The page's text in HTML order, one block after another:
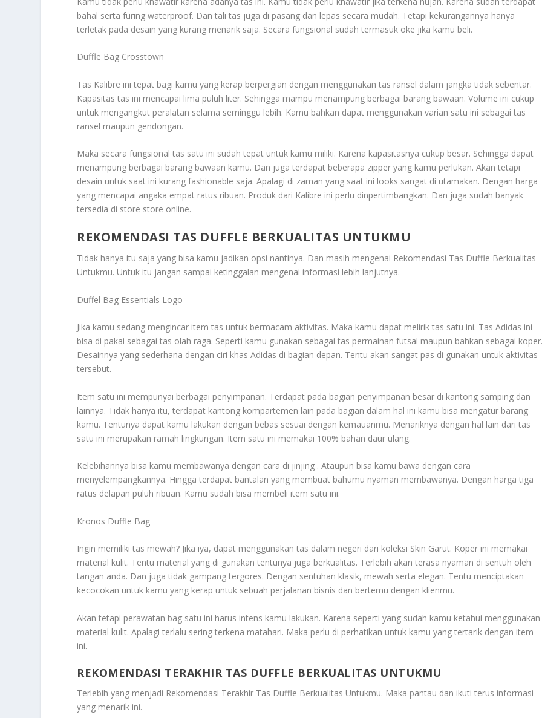
bahal serta furing waterproof. Dan tali tas juga di pasang dan lepas secara mudah. Tetapi kekurangannya hanya
terletak pada desain yang kurang menarik saja. Secara fungsional sudah termasuk oke jika kamu beli.
Duffle Bag Crosstown
Tas Kalibre ini tepat bagi kamu yang kerap berpergian dengan menggunakan tas ransel dalam jangka tidak sebentar.
Kapasitas tas ini mencapai lima puluh liter. Sehingga mampu menampung berbagai barang bawaan. Volume ini cukup
untuk mengangkut peralatan selama seminggu lebih. Kamu bahkan dapat menggunakan varian satu ini sebagai tas
ransel maupun gendongan.
Maka secara fungsional tas satu ini sudah tepat untuk kamu miliki. Karena kapasitasnya cukup besar. Sehingga dapat
menampung berbagai barang bawaan kamu. Dan juga terdapat beberapa zipper yang kamu perlukan. Akan tetapi
desain untuk saat ini kurang fashionable saja. Apalagi di zaman yang saat ini looks sangat di utamakan. Dengan harga
yang mencapai angaka empat ratus ribuan. Produk dari Kalibre ini perlu dinpertimbangkan. Dan juga sudah banyak
tersedia di store store online.
REKOMENDASI TAS DUFFLE BERKUALITAS UNTUKMU
Tidak hanya itu saja yang bisa kamu jadikan opsi nantinya. Dan masih mengenai Rekomendasi Tas Duffle Berkualitas
Untukmu. Untuk itu jangan sampai ketinggalan mengenai informasi lebih lanjutnya.
Duffel Bag Essentials Logo
Jika kamu sedang mengincar item tas untuk bermacam aktivitas. Maka kamu dapat melirik tas satu ini. Tas Adidas ini
bisa di pakai sebagai tas olah raga. Seperti kamu gunakan sebagai tas permainan futsal maupun bahkan sebagai
Desainnya yang sederhana dengan ciri khas Adidas di bagian depan. Tentu akan sangat pas di gunakan untuk aktivitas
tersebut.
Item satu ini mempunyai berbagai penyimpanan. Terdapat pada bagian penyimpanan besar di kantong samping dan
lainnya. Tidak hanya itu, terdapat kantong kompartemen lain pada bagian dalam hal ini kamu bisa mengatur barang
kamu. Tentunya dapat kamu lakukan dengan bebas sesuai dengan kemauanmu. Menariknya dengan hal lain dari tas
satu ini merupakan ramah lingkungan. Item satu ini memakai 100% bahan daur ulang.
Kelebihannya bisa kamu membawanya dengan cara di jinjing . Ataupun bisa kamu bawa dengan cara
menyelempangkannya. Hingga terdapat bantalan yang membuat bahumu nyaman membawanya. Dengan harga tiga
ratus delapan puluh ribuan. Kamu sudah bisa membeli item satu ini.
Kronos Duffle Bag
Ingin memiliki tas mewah? Jika iya, dapat menggunakan tas dalam negeri dari koleksi Skin Garut. Koper ini memakai
material kulit. Tentu material yang di gunakan tentunya juga berkualitas. Terlebih akan terasa nyaman di sentuh oleh
tangan anda. Dan juga tidak gampang tergores. Dengan sentuhan klasik, mewah serta elegan. Tentu menciptakan
kecocokan untuk kamu yang kerap untuk sebuah perjalanan bisnis dan bertemu dengan klienmu.
Akan tetapi perawatan bag satu ini harus intens kamu lakukan. Karena seperti yang sudah kamu ketahui menggunakan
material kulit. Apalagi terlalu sering terkena matahari. Maka perlu di perhatikan untuk kamu yang tertarik dengan item
ini.
REKOMENDASI TERAKHIR TAS DUFFLE BERKUALITAS UNTUKMU
Terlebih yang menjadi Rekomendasi Terakhir Tas Duffle Berkualitas Untukmu. Maka pantau dan ikuti terus informasi
yang menarik ini.